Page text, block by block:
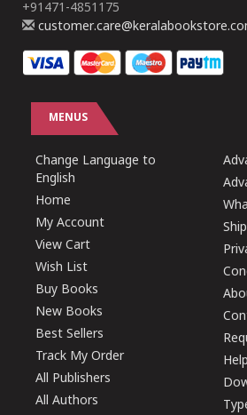
+91471-4851175
MENUS
Change Language to
English
Home
My Account
View Cart
Wish List
Buy Books
New Books
Best Sellers
Track My Order
All Publishers
All Authors